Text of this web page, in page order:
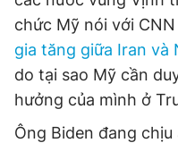
chức Mỹ nói với
gia tăng giữa Iran và
do tại sao Mỹ cần
hưởng của mình ở
Ông Biden đang